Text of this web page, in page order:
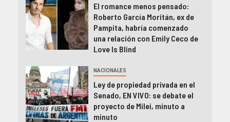
El romance menos pensado:
Roberto García Moritán, ex de
Pampita, habría comenzado
una relación con Emily Ceco de
Love Is Blind
NACIONALES
Ley de propiedad privada en el
Senado, EN VIVO: se debate el
proyecto de Milei, minuto a
minuto